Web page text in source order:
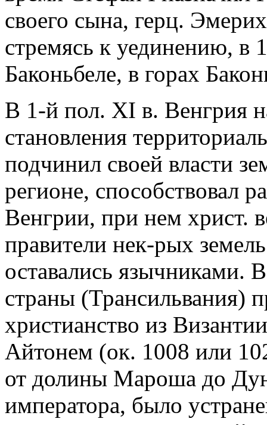
своего сына, герц.
стремясь к уединению, в
Баконьбеле, в горах
В 1-й пол. XI в. Венгрия
становления
подчинил своей власти
регионе, способствовал
Венгрии, при нем христ.
правители нек-рых
оставались язычниками.
страны (Трансильвания)
христианство из
Айтонем (ок. 1008 или
от долины Мароша до
императора, было